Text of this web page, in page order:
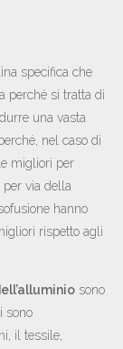
specifica che
perché si tratta di
una vasta
nel caso di
migliori per
per via della
hanno
rispetto agli
sono
sono
il tessile,